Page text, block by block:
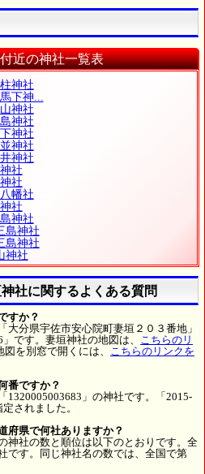
近の神社一覧表
神社
下神...
神社
神社
神社
神社
神社
社
社
幡社
社
神社
島神社
島神社
神社
社に関するよくある質問
すか？
大分県宇佐市安心院町妻垣２０３番地」
です。妻垣神社の地図は、
こちらのリ
を別窓で開くには、
こちらのリンクを
番ですか？
1320005003683」の神社です。「2015-
されました。
府県で何社ありますか？
神社の数と順位は以下のとおりです。全
です。同じ神社名の数では、全国で第